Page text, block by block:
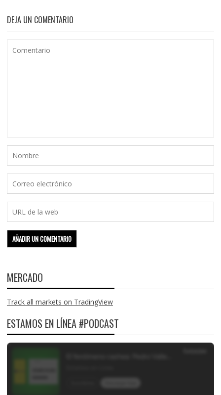
DEJA UN COMENTARIO
MERCADO
Track all markets on TradingView
ESTAMOS EN LÍNEA #PODCAST